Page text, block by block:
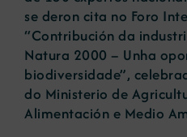
se deron cita no Foro
“Contribución da
Natura 2000 – Unha
biodiversidade”,
do Ministerio de
Alimentación e Medio